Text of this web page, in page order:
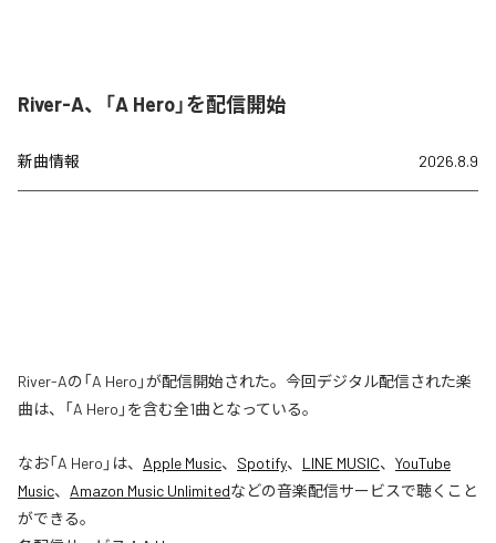
River-A、「A Hero」を配信開始
新曲情報 2026.8.9
River-Aの「A Hero」が配信開始された。今回デジタル配信された楽
曲は、「A Hero」を含む全1曲となっている。
なお「A Hero 」は、 Apple Music、 Spotify、 LINE MUSIC、 YouTube
Music、 Amazon Music Unlimitedなどの音楽配信サービスで聴くこと
ができる。